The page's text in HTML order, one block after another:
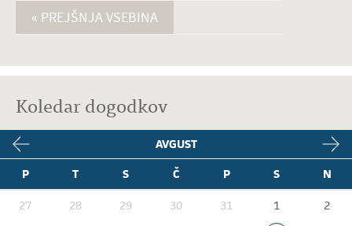
« PREJŠNJA VSEBINA
Koledar dogodkov
AVGUST
P
T S Č P S N
27 28 29 30 31 1
2